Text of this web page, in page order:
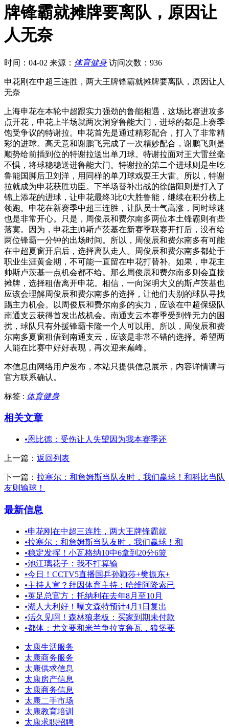
牌锋霸就摊牌要离队，原因让
人无奈
时间：04-02 来源： 体育健身 访问次数：936
申花刚在中超三连胜，两大王牌锋霸就摊牌要离队，原因让人
无奈
上海申花在本轮中超跟实力强劲的鲁能相遇，这场比赛进攻多
点开花，申花上半场就两次洞穿鲁能大门，进球的都是上赛季
饱受争议的特谢拉。申花首先是通过精彩配合，打入了非常精
彩的进球。高天意和谢鹏飞完成了一次精妙配合，谢鹏飞则是
顺势给前插到位的特谢拉送出单刀球。特谢拉面对王大雷丝毫
不惧，将球稳稳送进鲁能大门。特谢拉的第二个进球则是生吃
鲁能国脚后卫刘洋，用同样的单刀球戏耍王大雷。所以，特谢
拉就成为申花获胜功臣。下半场替补出战的徐皓阳则是打入了
锦上添花的进球，让申花最终3比0大胜鲁能，继续在积分榜上
领跑。申花在新赛季中超三连胜，让队员士气高涨，同时球迷
也是非常开心。只是，周俊辰和费尔南多两位本土锋霸则有些
落寞。因为，申花主帅斯卢茨基在新赛季联赛开打后，没有给
两位锋霸一分钟的出场时间。所以，周俊辰和费尔南多有可能
在中超夏窗开启后，选择离队走人。周俊辰和费尔南多都处于
职业生涯黄金期，不可能一直留在申花打替补。如果，申花主
帅斯卢茨基一点机会都不给。那么周俊辰和费尔南多则会直接
摊牌，选择租借离开申花。相信，一向深明大义的斯卢茨基也
应该会理解周俊辰和费尔南多的选择，让他们去别的球队寻找
踢主力机会。以周俊辰和费尔南多的实力，应该在中超保级队
南通支云获得首发出战机会。南通支云本赛季受到锋无力的困
扰，球队只有外援锋霸卡隆一个人可以用。所以，周俊辰和费
尔南多夏窗租借到南通支云，应该是非常不错的选择。希望两
人能在比赛中好好表现，再次迎来巅峰。
本信息由网络用户发布， 本站只提供信息展示，内容详情请与
官方联系确认。
标签 : 体育健身
相关文章
•恩比德：受伤让人失望因为我本赛季还
上一篇： 返回列表
下一篇： 拉塞尔：和詹姆斯当队友时，我们赢球！和科比当队
友则输球！
最新信息
•申花刚在中超三连胜，两大王牌锋霸就
•拉塞尔：和詹姆斯当队友时，我们赢球！和
•稳定发挥！小瓦格纳10中6拿到20分6篮
•池江璃花子：我不打算输
•今日！CCTV5直播国乒孙颖莎+樊振东+
•主持人宣？拜因体育主持：哈维阿隆索已
•英足总官方：托纳利在去年8月至10月
•湖人大利好！曝文森特预计4月1日复出
•活久见啊！森林狼老板：买家到期未付款
•都体：尤文要和米兰争拉克鲁瓦，狼堡要
太康生活服务
太康商务服务
太康供求信息
太康房产信息
太康商务信息
太康二手市场
太康教育培训
太康求职招聘